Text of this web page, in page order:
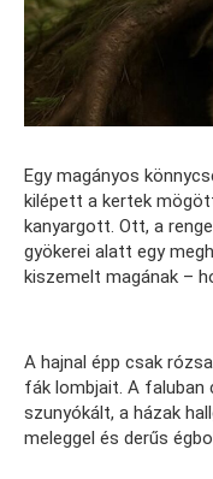
Egy magányos
kilépett a kertek
kanyargott. Ott, a
gyökerei alatt egy
kiszemelt magának –
A hajnal épp csak
fák lombjait. A faluban
szunyókált, a házak
meleggel és derűs